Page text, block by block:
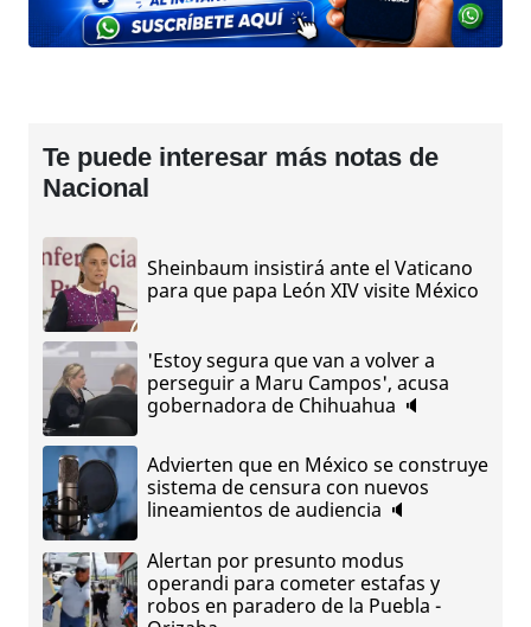
Te puede interesar más notas de
Nacional
Sheinbaum insistirá ante el Vaticano
para que papa León XIV visite México
'Estoy segura que van a volver a
perseguir a Maru Campos', acusa
gobernadora de Chihuahua 🔈
Advierten que en México se construye
sistema de censura con nuevos
lineamientos de audiencia 🔈
Alertan por presunto modus
operandi para cometer estafas y
robos en paradero de la Puebla -